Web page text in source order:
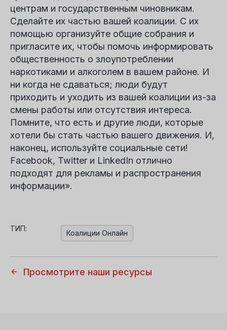
центрам и государственным чиновникам.
Сделайте их частью вашей коалиции. С их
помощью организуйте общие собрания и
пригласите их, чтобы помочь информировать
общественность о злоупотреблении
наркотиками и алкоголем в вашем районе. И
ни когда не сдаваться; люди будут
приходить и уходить из вашей коалиции из-за
смены работы или отсутствия интереса.
Помните, что есть и другие люди, которые
хотели бы стать частью вашего движения. И,
наконец, используйте социальные сети!
Facebook, Twitter и LinkedIn отлично
подходят для рекламы и распространения
информации».
ТИП:
Коалиции Онлайн
Просмотрите наши ресурсы